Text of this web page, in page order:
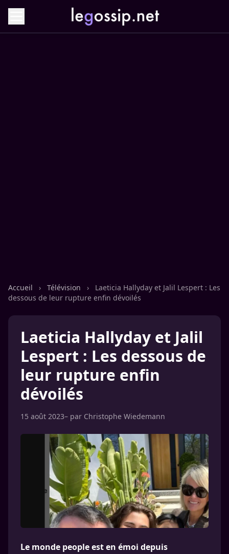
Accueil › Télévision ›
Laeticia Hallyday et Jalil Lespert : Les
dessous de leur rupture enfin dévoilés
Laeticia Hallyday et Jalil
Lespert : Les dessous de
leur rupture enfin
dévoilés
15 août 2023– par Christophe Wiedemann
Le monde people est en émoi depuis